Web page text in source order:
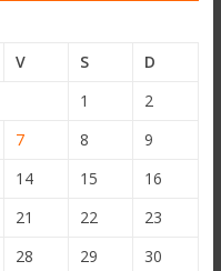
V S
D
1
2
7 8
9
14 15
16
21 22
23
28 29
30